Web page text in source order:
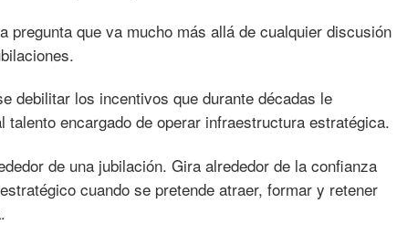
pregunta que va mucho más allá de cualquier discusión
debilitar los incentivos que durante décadas le
encargado de operar infraestructura estratégica.
de una jubilación. Gira alrededor de la confianza
cuando se pretende atraer, formar y retener